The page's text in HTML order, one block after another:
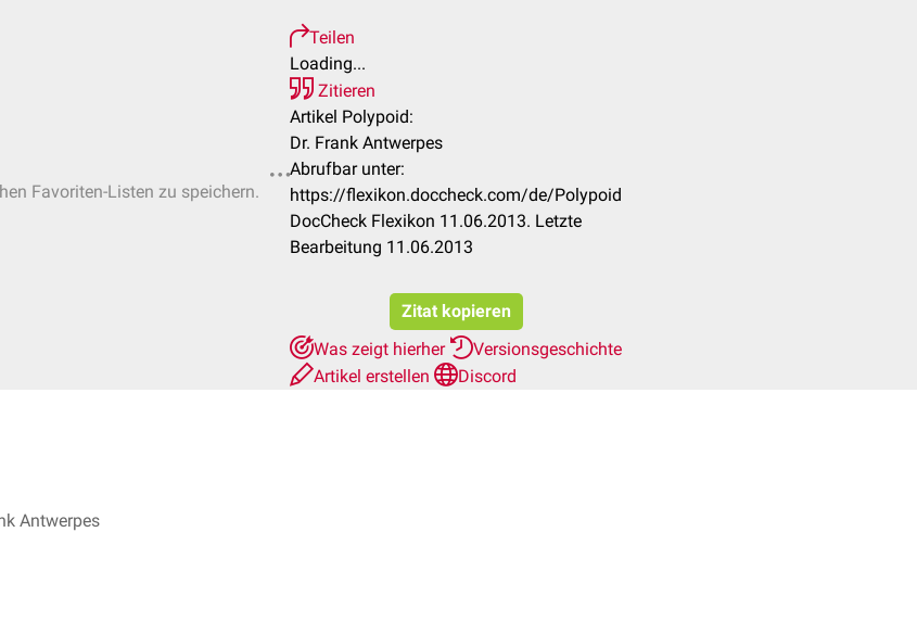
Favoriten-Listen zu speichern.
Teilen
Loading...
Zitieren
Artikel Polypoid:
Dr. Frank Antwerpes
Abrufbar unter:
https://flexikon.doccheck.com/de/Polypoid
DocCheck Flexikon 11.06.2013. Letzte
Bearbeitung 11.06.2013
Zitat kopieren
Was zeigt hierher
Versionsgeschichte
Artikel erstellen
Discord
Antwerpes